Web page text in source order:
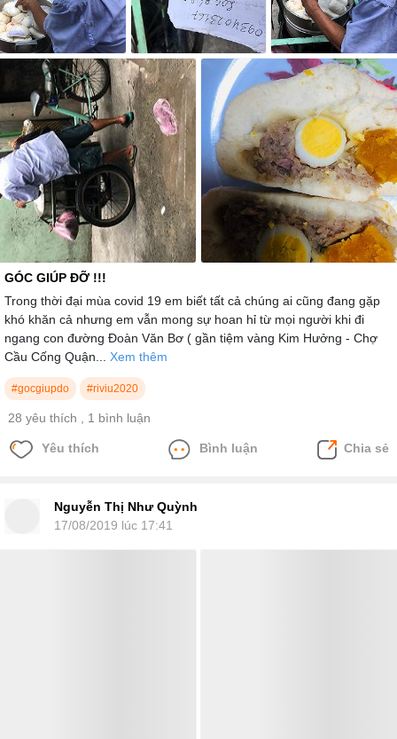
GÓC GIÚP ĐỠ !!!
Trong thời đại mùa covid 19 em biết tất cả chúng ai cũng đang gặp
khó khăn cả nhưng em vẫn mong sự hoan hỉ từ mọi người khi đi
ngang con đường Đoàn Văn Bơ ( gần tiệm vàng Kim Hưởng - Chợ
Cầu Cống Quận... Xem thêm
#gocgiupdo #riviu2020
28 yêu thích , 1 bình luận
Yêu thích Bình luận Chia sẻ
Nguyễn Thị Như Quỳnh
17/08/2019 lúc 17:41